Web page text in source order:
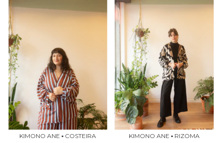
KIMONO ANE ▪ COSTEIRA
KIMONO ANE ▪ RIZOMA